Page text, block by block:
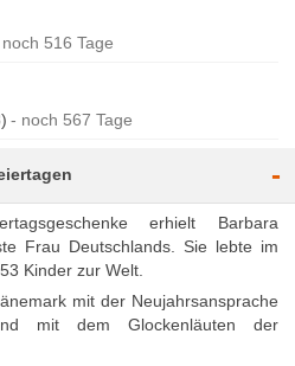
noch 516 Tage
noch 567 Tage
-
erhielt Barbara
Frau Deutschlands. Sie lebte im
Kinder zur Welt.
mit der Neujahrsansprache
mit dem Glockenläuten der